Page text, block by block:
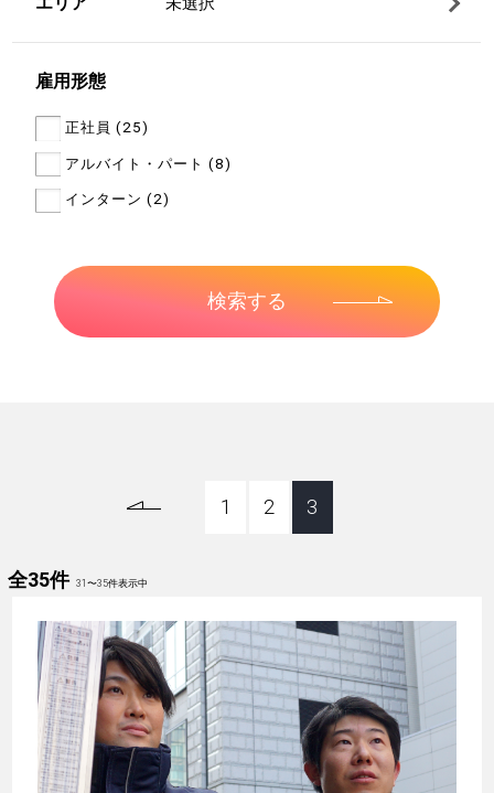
雇用形態
正社員 (25)
アルバイト・パート (8)
インターン (2)
1 2 3
全35件 31〜35件表示中